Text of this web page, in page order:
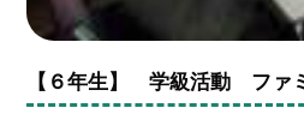
【６年生】 学級活動 ファ